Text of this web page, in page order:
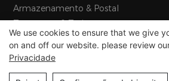
Armazenamento & Postal
Transporte & Turismo
Copyright © 2026 E-Star Information
www.estarkiosk.com |
We use cookies to ensure that we give
on and off our website. please review
Privacidade